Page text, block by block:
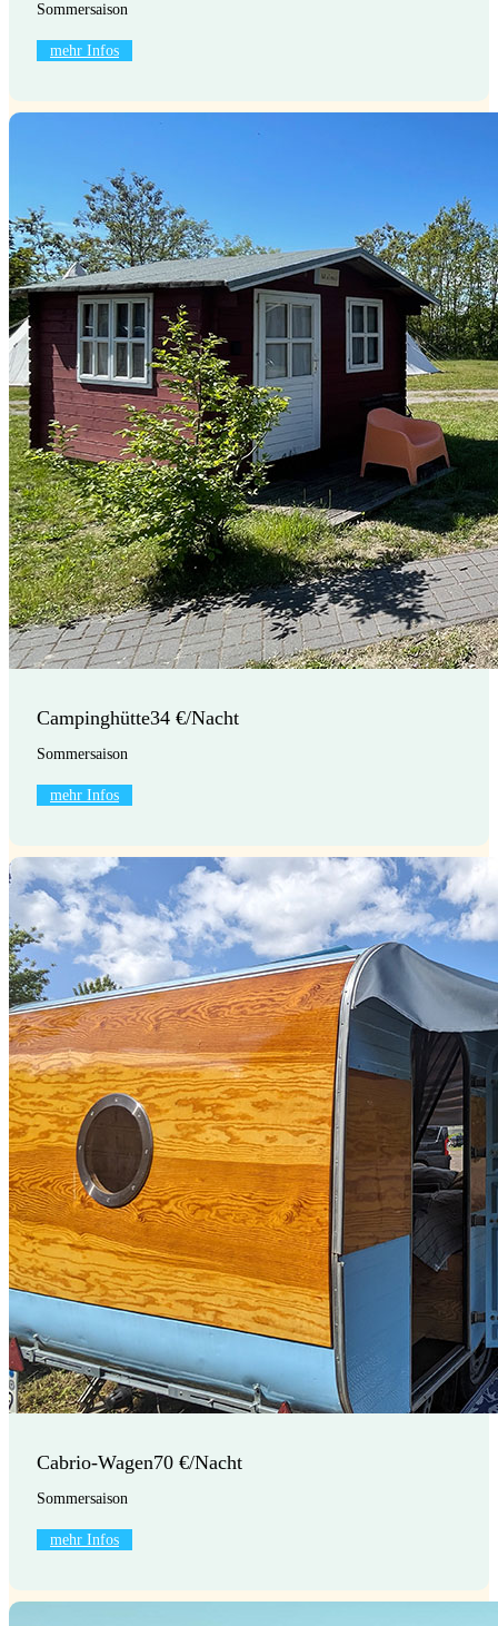
Sommersaison
mehr Infos
Campinghütte34 €/Nacht
Sommersaison
mehr Infos
Cabrio-Wagen70 €/Nacht
Sommersaison
mehr Infos